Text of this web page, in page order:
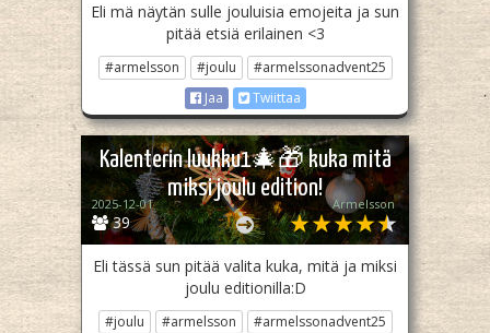
Eli mä näytän sulle jouluisia emojeita ja sun
pitää etsiä erilainen <3
#armelsson #joulu
#armelssonadvent25
Jaa
Twiittaa
Kalenterin luukku1🎄🎁 kuka mitä
miksi joulu edition!
39
2025-12-01 Armelsson
Eli tässä sun pitää valita kuka, mitä ja miksi
joulu editionilla:D
#joulu #armelsson
#armelssonadvent25